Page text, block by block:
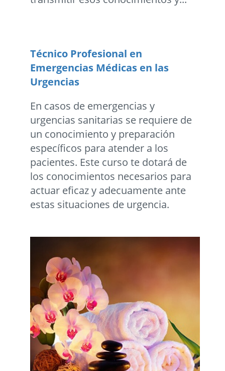
Técnico Profesional en
Emergencias Médicas en las
Urgencias
En casos de emergencias y
urgencias sanitarias se requiere de
un conocimiento y preparación
específicos para atender a los
pacientes. Este curso te dotará de
los conocimientos necesarios para
actuar eficaz y adecuamente ante
estas situaciones de urgencia.